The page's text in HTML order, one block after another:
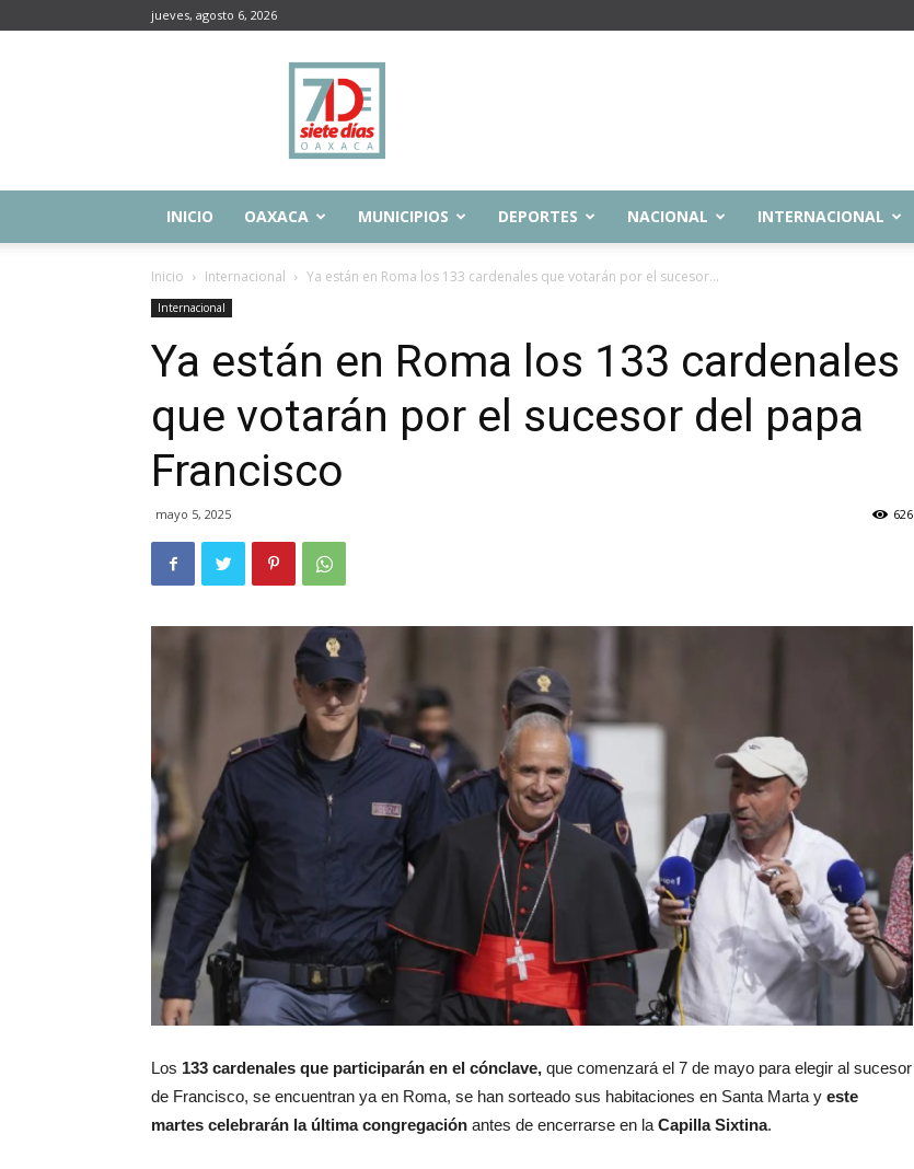
jueves, agosto 6, 2026
Siete
Días
Oaxaca
INICIO OAXACA MUNICIPIOS DEPORTES NACIONAL INTERNACIONAL
Inicio Internacional Ya están en Roma los 133 cardenales que votarán por el sucesor...
Internacional
Ya están en Roma los 133 cardenales
que votarán por el sucesor del papa
Francisco
mayo 5, 2025 626
Los 133 cardenales que participarán en el cónclave, que comenzará el 7 de mayo para elegir al sucesor
de Francisco, se encuentran ya en Roma, se han sorteado sus habitaciones en Santa Marta y este
martes celebrarán la última congregación antes de encerrarse en la Capilla Sixtina.